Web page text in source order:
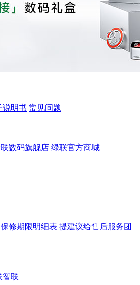
说明书 常见问题
数码旗舰店 绿联官方商城
修期限明细表 提建议给售后服务团
智联